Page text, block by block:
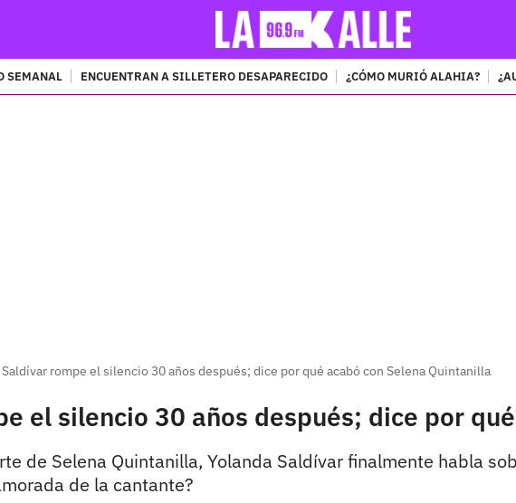
SEMANAL ENCUENTRAN A SILLETERO DESAPARECIDO ¿CÓMO MURIÓ ALAHIA?
Saldívar rompe el silencio 30 años después; dice por qué acabó con Selena Quintanilla
el silencio 30 años después; dice por
de Selena Quintanilla, Yolanda Saldívar finalmente habla
de la cantante?